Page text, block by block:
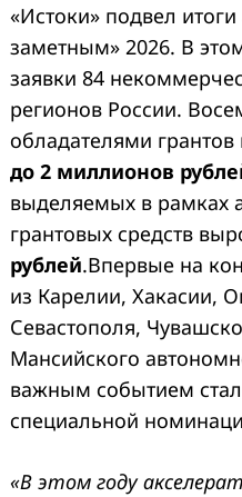
«Истоки» подвел
заметным» 2026. В
заявки 84
регионов России.
обладателями
до 2 миллионов
выделяемых в рамках
грантовых средств
рублей.Впервые на
из Карелии, Хакасии,
Севастополя,
Мансийского
важным событием
специальной
«В этом году